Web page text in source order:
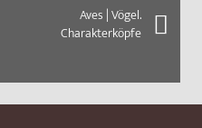
Aves | Vögel.
Charakterköpfe